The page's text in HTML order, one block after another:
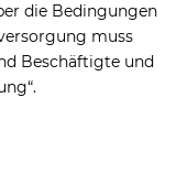
die Bedingungen
muss
Beschäftigte und